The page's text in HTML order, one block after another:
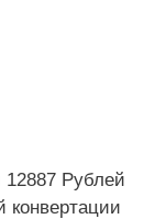
Рублей